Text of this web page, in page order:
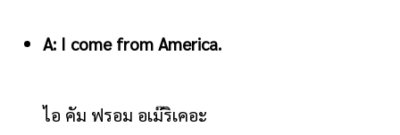
A: I come from America.
ไอ คัม ฟรอม อเม๊ริเคอะ